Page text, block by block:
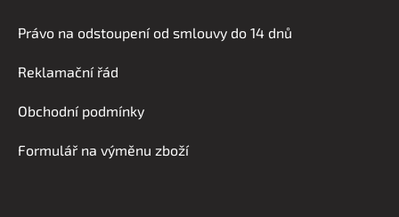
Právo na odstoupení od smlouvy do 14 dnů
Reklamační řád
Obchodní podmínky
Formulář na výměnu zboží